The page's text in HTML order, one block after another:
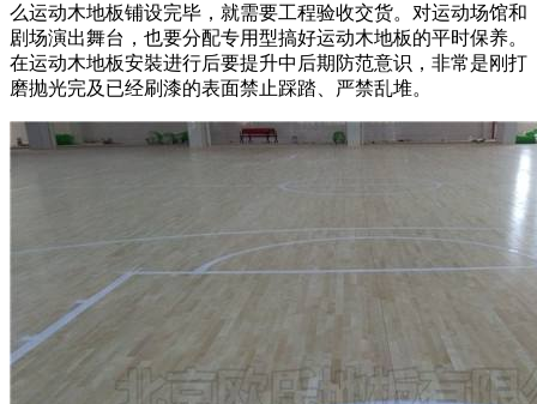
么运动木地板铺设完毕，就需要工程验收交货。对运动场馆和
剧场演出舞台，也要分配专用型搞好运动木地板的平时保养。
在运动木地板安裝进行后要提升中后期防范意识，非常是刚打
磨抛光完及已经刷漆的表面禁止踩踏、严禁乱堆。